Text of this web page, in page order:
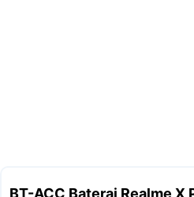
BT-ACC Baterai Realme X